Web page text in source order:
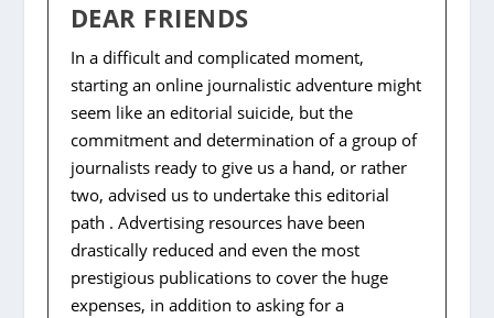
DEAR FRIENDS
In a difficult and complicated moment,
starting an online journalistic adventure might
seem like an editorial suicide, but the
commitment and determination of a group of
journalists ready to give us a hand, or rather
two, advised us to undertake this editorial
path . Advertising resources have been
drastically reduced and even the most
prestigious publications to cover the huge
expenses, in addition to asking for a